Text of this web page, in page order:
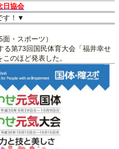
日協会
す！▼
・スポーツ）
る第73回国民体育大会「福井幸せ
のほど発表した。